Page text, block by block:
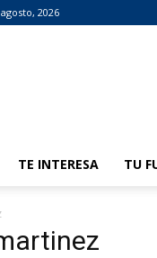
2026
TE INTERESA TU